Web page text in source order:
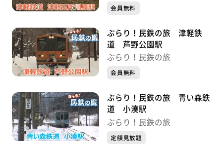
会員無料
ぶらり！民鉄の旅 津軽鉄
道 芦野公園駅
ぶらり！民鉄の旅
会員無料
ぶらり！民鉄の旅 青い森鉄
道 小湊駅
ぶらり！民鉄の旅
定額見放題